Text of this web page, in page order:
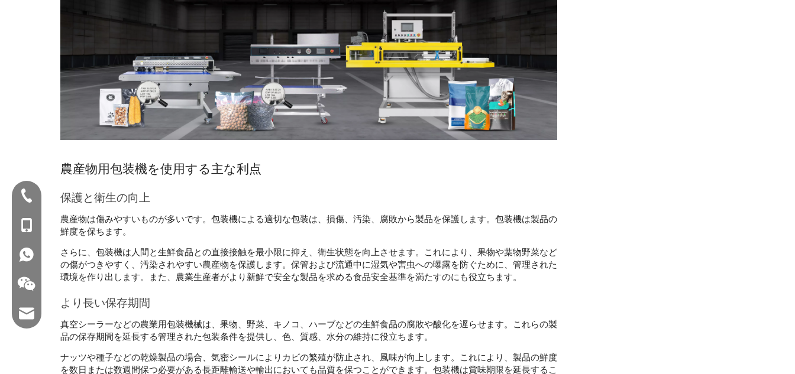
農産物用包装機を使用する主な利点
保護と衛生の向上
農産物は傷みやすいものが多いです。包装機による適切な包装は、損傷、汚染、腐敗から製品を保護します。包装機は製品の
鮮度を保ちます。
さらに、包装機は人間と生鮮食品との直接接触を最小限に抑え、衛生状態を向上させます。これにより、果物や葉物野菜など
の傷がつきやすく、汚染されやすい農産物を保護します。保管および流通中に湿気や害虫への曝露を防ぐために、管理された
環境を作り出します。また、農業生産者がより新鮮で安全な製品を求める食品安全基準を満たすのにも役立ちます。
より長い保存期間
真空シーラーなどの農業用包装機械は、果物、野菜、キノコ、ハーブなどの生鮮食品の腐敗や酸化を遅らせます。これらの製
品の保存期間を延長する管理された包装条件を提供し、色、質感、水分の維持に役立ちます。
ナッツや種子などの乾燥製品の場合、気密シールによりカビの繁殖が防止され、風味が向上します。これにより、製品の鮮度
を数日または数週間保つ必要がある長距離輸送や輸出においても品質を保つことができます。包装機は賞味期限を延長するこ
Tel：+86-577-88627766
暴徒：+86- 18858715170
WA：0086 18858715170